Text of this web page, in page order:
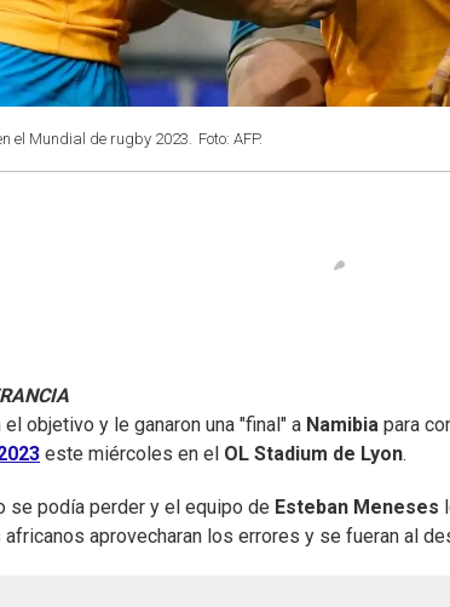
el Mundial de rugby 2023. Foto: AFP.
el objetivo y le ganaron una "final" a Namibia para
este miércoles en el OL Stadium de Lyon.
se podía perder y el equipo de Esteban Meneses
aprovecharan los errores y se fueran al